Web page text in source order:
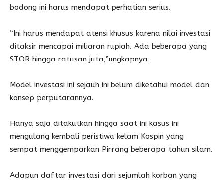
bodong ini harus mendapat perhatian serius.
“Ini harus mendapat atensi khusus karena nilai investasi
ditaksir mencapai miliaran rupiah. Ada beberapa yang
STOR hingga ratusan juta,”ungkapnya.
Model investasi ini sejauh ini belum diketahui model dan
konsep perputarannya.
Hanya saja ditakutkan hingga saat ini kasus ini
mengulang kembali peristiwa kelam Kospin yang
sempat menggemparkan Pinrang beberapa tahun silam.
Adapun daftar investasi dari sejumlah korban yang